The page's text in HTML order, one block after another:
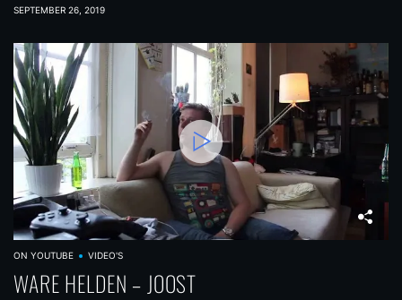
SEPTEMBER 26, 2019
ON YOUTUBE VIDEO'S
WARE HELDEN – JOOST